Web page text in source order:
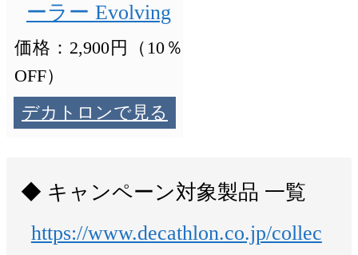
ーラー Evolving
価格：2,900円（10％
OFF）
デカトロンで見る
キャンペーン対象製品 一覧
https://www.decathlon.co.jp/collec